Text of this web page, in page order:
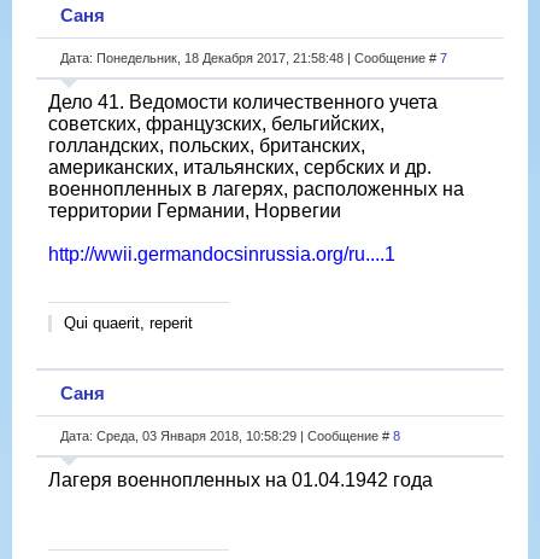
Саня
Дата: Понедельник, 18 Декабря 2017, 21:58:48 | Сообщение # 7
Дело 41. Ведомости количественного учета
советских, французских, бельгийских,
голландских, польских, британских,
американских, итальянских, сербских и др.
военнопленных в лагерях, расположенных на
территории Германии, Норвегии
http://wwii.germandocsinrussia.org/ru....1
Qui quaerit, reperit
Саня
Дата: Среда, 03 Января 2018, 10:58:29 | Сообщение # 8
Лагеря военнопленных на 01.04.1942 года